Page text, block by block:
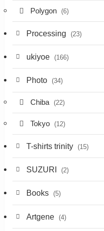
Polygon (6)
Processing (23)
ukiyoe (166)
Photo (34)
Chiba (22)
Tokyo (12)
T-shirts trinity (15)
SUZURI (2)
Books (5)
Artgene (4)